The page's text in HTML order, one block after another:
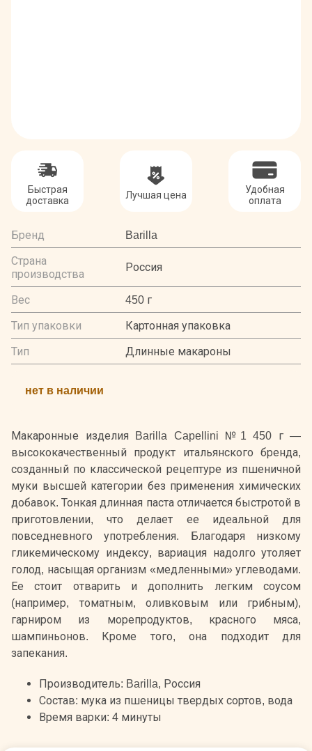
Быстрая
доставка
Лучшая цена
Удобная
оплата
Бренд
Barilla
Страна
производства
Россия
Вес
450 г
Тип упаковки
Картонная упаковка
Тип
Длинные макароны
нет в наличии
Макаронные изделия Barilla Capellini №1 450 г —
высококачественный продукт итальянского бренда,
созданный по классической рецептуре из пшеничной
муки высшей категории без применения химических
добавок. Тонкая длинная паста отличается быстротой в
приготовлении, что делает ее идеальной для
повседневного употребления. Благодаря низкому
гликемическому индексу, вариация надолго утоляет
голод, насыщая организм «медленными» углеводами.
Ее стоит отварить и дополнить легким соусом
(например, томатным, оливковым или грибным),
гарниром из морепродуктов, красного мяса,
шампиньонов. Кроме того, она подходит для
запекания.
Производитель: Barilla, Россия
Состав: мука из пшеницы твердых сортов, вода
Время варки: 4 минуты